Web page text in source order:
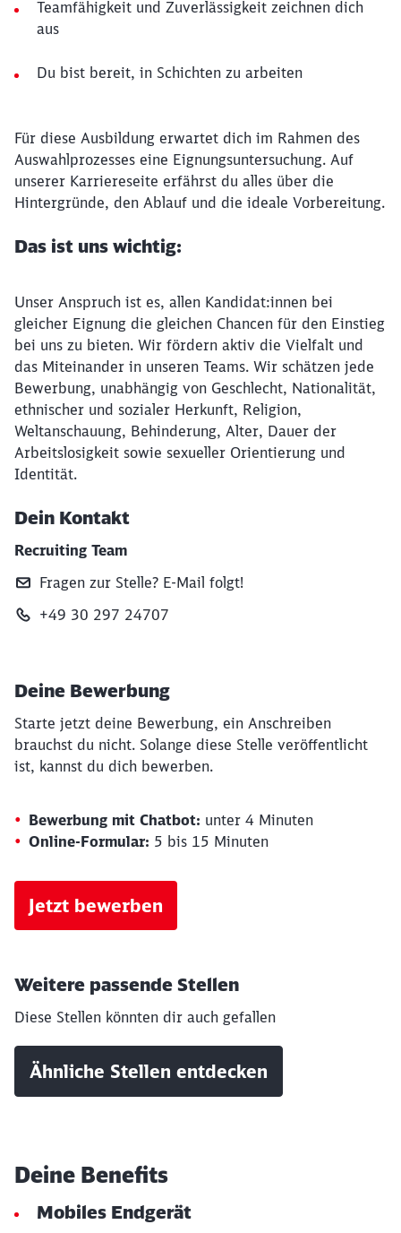
Teamfähigkeit und Zuverlässigkeit zeichnen dich
aus
Du bist bereit, in Schichten zu arbeiten
Für diese Ausbildung erwartet dich im Rahmen des
Auswahlprozesses eine Eignungsuntersuchung. Auf
unserer Karriereseite erfährst du alles über die
Hintergründe, den Ablauf und die ideale Vorbereitung.
Das ist uns wichtig:
Unser Anspruch ist es, allen Kandidat:innen bei
gleicher Eignung die gleichen Chancen für den Einstieg
bei uns zu bieten. Wir fördern aktiv die Vielfalt und
das Miteinander in unseren Teams. Wir schätzen jede
Bewerbung, unabhängig von Geschlecht, Nationalität,
ethnischer und sozialer Herkunft, Religion,
Weltanschauung, Behinderung, Alter, Dauer der
Arbeitslosigkeit sowie sexueller Orientierung und
Identität.
Dein Kontakt
Recruiting Team
Fragen zur Stelle? E‑Mail folgt!
+49 30 297 24707
Deine Bewerbung
Starte jetzt deine Bewerbung, ein Anschreiben
brauchst du nicht. Solange diese Stelle veröffentlicht
ist, kannst du dich bewerben.
Bewerbung mit Chatbot: unter 4 Minuten
Online-Formular: 5 bis 15 Minuten
Jetzt bewerben
Weitere passende Stellen
Diese Stellen könnten dir auch gefallen
Ähnliche Stellen entdecken
Deine Benefits
Mobiles Endgerät
Möchten Sie zu